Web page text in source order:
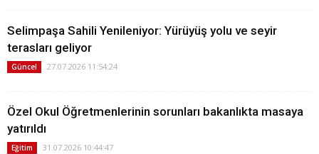
Selimpaşa Sahili Yenileniyor: Yürüyüş yolu ve seyir
terasları geliyor
Güncel 27.07.2026 11:54:24
Özel Okul Öğretmenlerinin sorunları bakanlıkta masaya
yatırıldı
Eğitim 31.07.2026 10:44:47